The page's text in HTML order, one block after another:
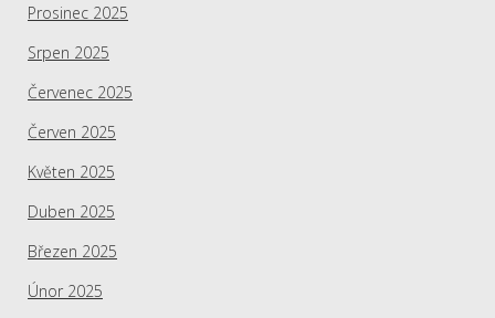
Prosinec 2025
Srpen 2025
Červenec 2025
Červen 2025
Květen 2025
Duben 2025
Březen 2025
Únor 2025